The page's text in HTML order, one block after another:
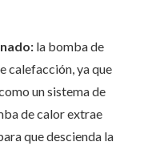
la bomba de
calefacción, ya que
un sistema de
de calor extrae
que descienda la